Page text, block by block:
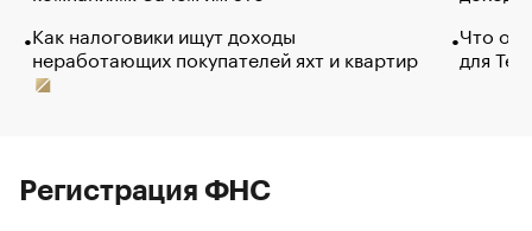
Как налоговики ищут доходы
неработающих покупателей яхт и квартир
Что
для
Регистрация ФНС